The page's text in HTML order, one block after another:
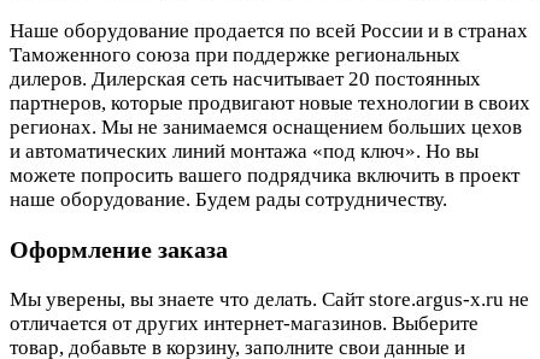
Наше оборудование продается по всей России и в странах
Таможенного союза при поддержке региональных
дилеров. Дилерская сеть насчитывает 20 постоянных
партнеров, которые продвигают новые технологии в своих
регионах. Мы не занимаемся оснащением больших цехов
и автоматических линий монтажа «под ключ». Но вы
можете попросить вашего подрядчика включить в проект
наше оборудование. Будем рады сотрудничеству.
Оформление заказа
Мы уверены, вы знаете что делать. Сайт store.argus-x.ru не
отличается от других интернет-магазинов. Выберите
товар, добавьте в корзину, заполните свои данные и